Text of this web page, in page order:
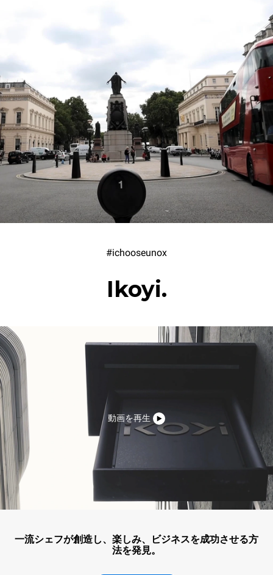
#ichooseunox
Ikoyi.
動画を再生
一流シェフが創造し、楽しみ、ビジネスを成功させる方
法を発見。